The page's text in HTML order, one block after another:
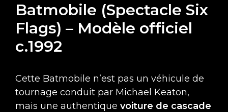
Contact
Batmobile (Spectacle Six
Flags) – Modèle officiel
c.1992
Cette Batmobile n’est pas un véhicule de
tournage conduit par Michael Keaton,
mais une authentique voiture de cascade